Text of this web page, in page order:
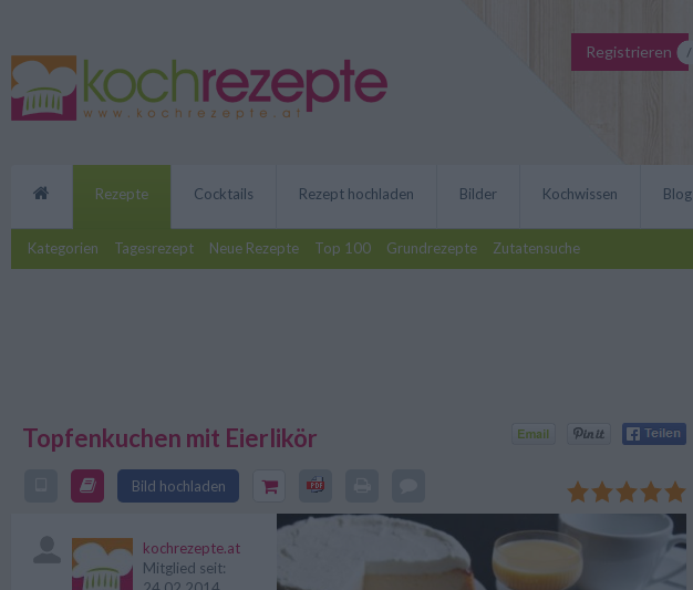
Registrieren
Rezepte
Kategorien Tagesrezept Neue Rezepte Top 100 Grundrezepte Zutatensuche
Cocktails Rezept hochladen Bilder Kochwissen Blog
Topfenkuchen mit Eierlikör
Bild hochladen
besonders cremig und ist gar nicht schwer in der
Zubereitung.
kochrezepte.at
Mitglied seit: